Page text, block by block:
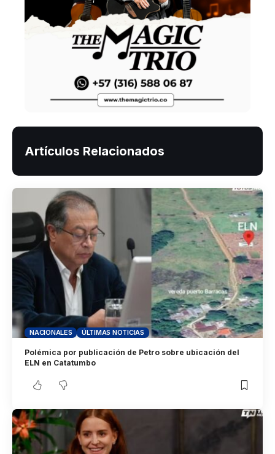
Artículos Relacionados
NACIONALES ÚLTIMAS NOTICIAS
Polémica por publicación de Petro sobre ubicación del
ELN en Catatumbo